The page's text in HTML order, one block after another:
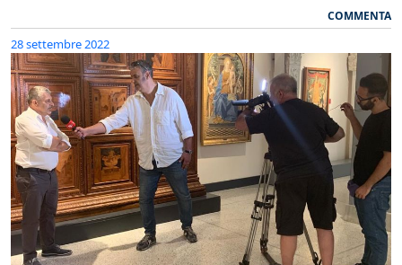
COMMENTA
28 settembre 2022